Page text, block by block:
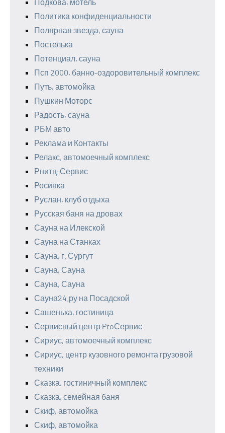
Политика конфиденциальности
Полярная звезда, сауна
Постелька
Потенциал, сауна
Псп 2000, банно-оздоровительный комплекс
Путь, автомойка
Пушкин Моторс
Радость, сауна
РБМ авто
Реклама и Контакты
Релакс, автомоечный комплекс
Рнитц-Сервис
Росинка
Руслан, клуб отдыха
Русская баня на дровах
Сауна на Илекской
Сауна на Станках
Сауна, г. Сургут
Сауна, Сауна
Сауна, Сауна
Сауна24.ру на Посадской
Сашенька, гостиница
Сервисный центр ProСервис
Сириус, автомоечный комплекс
Сириус, центр кузовного ремонта грузовой
техники
Сказка, гостиничный комплекс
Сказка, семейная баня
Скиф, автомойка
Скиф, автомойка